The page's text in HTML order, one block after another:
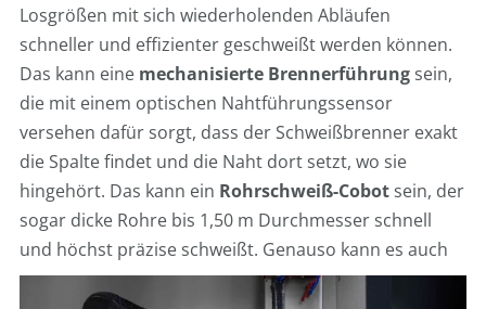
Losgrößen mit sich wiederholenden Abläufen
schneller und effizienter geschweißt werden können.
Das kann eine mechanisierte Brennerführung sein,
die mit einem optischen Nahtführungssensor
versehen dafür sorgt, dass der Schweißbrenner exakt
die Spalte findet und die Naht dort setzt, wo sie
hingehört. Das kann ein Rohrschweiß-Cobot sein, der
sogar dicke Rohre bis 1,50 m Durchmesser schnell
und höchst präzise schweißt. Genauso kann es auch